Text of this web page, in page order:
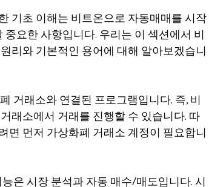
기초 이해는 비트온으로 자동매매를 시작
요한 사항입니다. 우리는 이 섹션에서 비
리와 기본적인 용어에 대해 알아보겠습니
거래소와 연결된 프로그램입니다. 즉, 비
래소에서 거래를 진행할 수 있습니다. 따
면 먼저 가상화폐 거래소 계정이 필요합니
은 시장 분석과 자동 매수/매도입니다. 시